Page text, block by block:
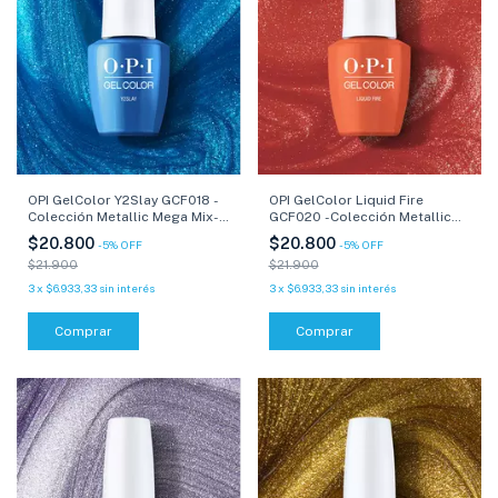
OPI GelColor Y2Slay GCF018 -
Colección Metallic Mega Mix-
15 ml
$20.800 -5% OFF
$21.900
3x $6.933,33 sin interés
Comprar
OPI GelColor Liquid Fire
GCF020 -Colección Metallic
Mega Mix- 15 ml
$20.800 -5% OFF
$21.900
3 x $6.933,33 sin interés
Comprar